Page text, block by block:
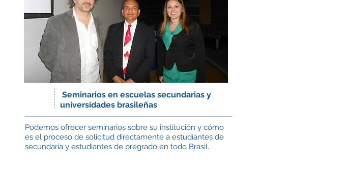
Seminarios en escuelas secundarias y
universidades brasileñas
Podemos ofrecer seminarios sobre su institución y cómo
es el proceso de solicitud directamente a estudiantes de
secundaria y estudiantes de pregrado en todo Brasil.